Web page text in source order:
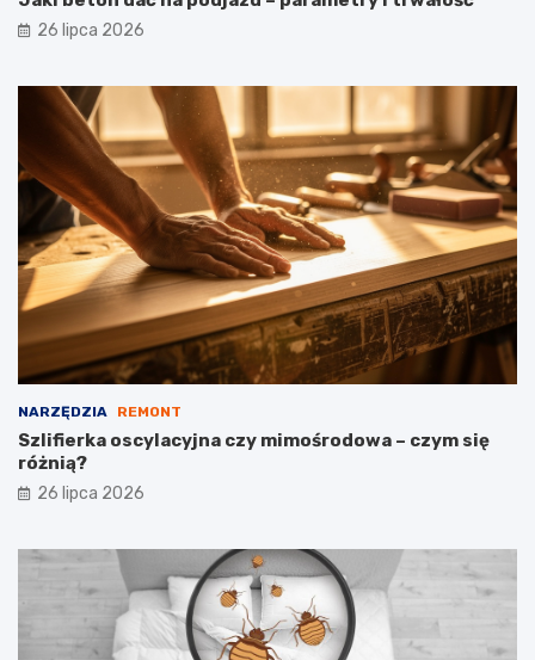
26 lipca 2026
NARZĘDZIA REMONT
Szlifierka oscylacyjna czy mimośrodowa – czym się
różnią?
26 lipca 2026